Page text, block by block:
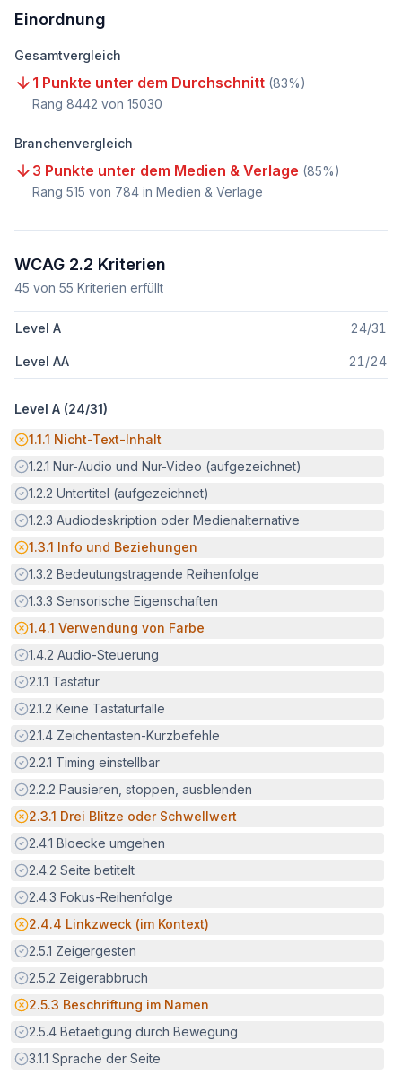
Einordnung
Gesamtvergleich
1 Punkte unter dem Durchschnitt (83%)
Rang 8442 von 15030
Branchenvergleich
3 Punkte unter dem Medien & Verlage (85%)
Rang 515 von 784 in Medien & Verlage
WCAG 2.2 Kriterien
45 von 55 Kriterien erfüllt
Level A 24/31
Level AA 21 /24
Level A (24/31)
Potenzielle Barriere:
1.1.1 Nicht-Text-Inhalt
Erfüllt:
1.2.1 Nur-Audio und Nur-Video (aufgezeichnet)
Erfüllt:
1.2.2 Untertitel (aufgezeichnet)
Erfüllt:
1.2.3 Audiodeskription oder Medienalternative
Potenzielle Barriere:
1.3.1 Info und Beziehungen
Erfüllt:
1.3.2 Bedeutungstragende Reihenfolge
Erfüllt:
1.3.3 Sensorische Eigenschaften
Potenzielle Barriere:
1.4.1 Verwendung von Farbe
Erfüllt:
1.4.2 Audio-Steuerung
Erfüllt:
2.1.1 Tastatur
Erfüllt:
2.1.2 Keine Tastaturfalle
Erfüllt:
2.1.4 Zeichentasten-Kurzbefehle
Erfüllt:
2.2.1 Timing einstellbar
Erfüllt:
2.2.2 Pausieren, stoppen, ausblenden
Potenzielle Barriere:
2.3.1 Drei Blitze oder Schwellwert
Erfüllt:
2.4.1 Bloecke umgehen
Erfüllt:
2.4.2 Seite betitelt
Erfüllt:
2.4.3 Fokus-Reihenfolge
Potenzielle Barriere:
2.4.4 Linkzweck (im Kontext)
Erfüllt:
2.5.1 Zeigergesten
Erfüllt:
2.5.2 Zeigerabbruch
Potenzielle Barriere:
2.5.3 Beschriftung im Namen
Erfüllt:
2.5.4 Betaetigung durch Bewegung
Erfüllt:
3.1.1 Sprache der Seite